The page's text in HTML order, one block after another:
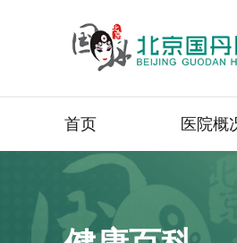
首页 医院概